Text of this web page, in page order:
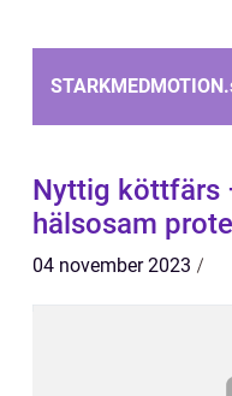
STARKMEDMOTION.
Nyttig köttfärs
hälsosam
04 november 2023